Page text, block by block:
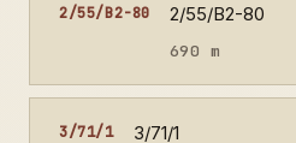
2/55/B2-80 2/55/B2-80
690 m
3/71/1 3/71/1